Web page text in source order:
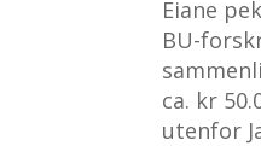
Eiane
BU-
ca. kr
utenfor